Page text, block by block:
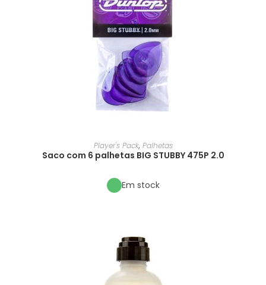
Player's Pack, Palhetas
Saco com 6 palhetas BIG STUBBY 475P 2.0
Em stock